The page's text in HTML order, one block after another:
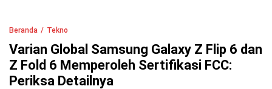
Beranda Tekno
Varian Global Samsung Galaxy Z Flip 6 dan
Z Fold 6 Memperoleh Sertifikasi FCC:
Periksa Detailnya